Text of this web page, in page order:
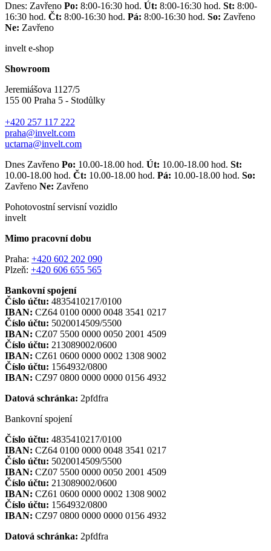
Dnes: Zavřeno Po: 8:00-16:30 hod. Út: 8:00-16:30 hod. St: 8:00-
16:30 hod. Čt: 8:00-16:30 hod. Pá: 8:00-16:30 hod. So: Zavřeno
Ne: Zavřeno
invelt e-shop
Showroom
Jeremiášova 1127/5
155 00 Praha 5 - Stodůlky
+420 257 117 222
praha@invelt.com
uctarna@invelt.com
Dnes Zavřeno Po: 10.00-18.00 hod. Út: 10.00-18.00 hod. St:
10.00-18.00 hod. Čt: 10.00-18.00 hod. Pá: 10.00-18.00 hod. So:
Zavřeno Ne: Zavřeno
Pohotovostní servisní vozidlo
invelt
Mimo pracovní dobu
Praha: +420 602 202 090
Plzeň: +420 606 655 565
Bankovní spojení
Číslo účtu: 4835410217/0100
IBAN: CZ64 0100 0000 0048 3541 0217
Číslo účtu: 5020014509/5500
IBAN: CZ07 5500 0000 0050 2001 4509
Číslo účtu: 213089002/0600
IBAN: CZ61 0600 0000 0002 1308 9002
Číslo účtu: 1564932/0800
IBAN: CZ97 0800 0000 0000 0156 4932
Datová schránka: 2pfdfra
Bankovní spojení
Číslo účtu: 4835410217/0100
IBAN: CZ64 0100 0000 0048 3541 0217
Číslo účtu: 5020014509/5500
IBAN: CZ07 5500 0000 0050 2001 4509
Číslo účtu: 213089002/0600
IBAN: CZ61 0600 0000 0002 1308 9002
Číslo účtu: 1564932/0800
IBAN: CZ97 0800 0000 0000 0156 4932
Datová schránka: 2pfdfra